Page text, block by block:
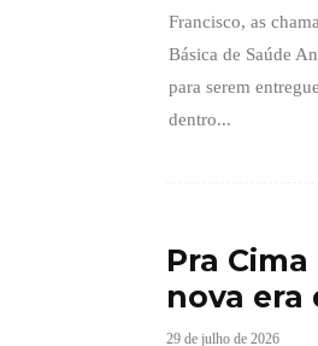
Francisco, as
Básica de Saúde
para serem
dentro...
Pra
nova
29 de julho de 2026